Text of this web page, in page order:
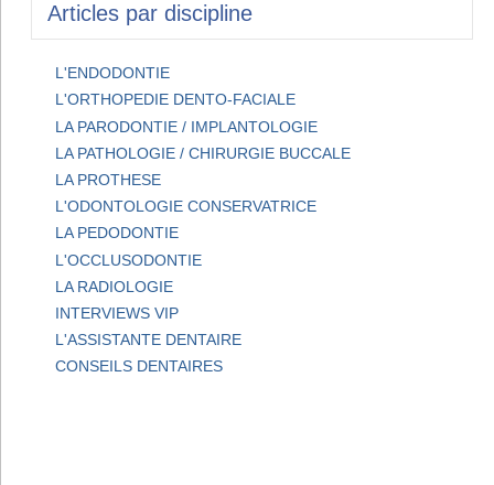
Articles par discipline
L'ENDODONTIE
L'ORTHOPEDIE DENTO-FACIALE
LA PARODONTIE / IMPLANTOLOGIE
LA PATHOLOGIE / CHIRURGIE BUCCALE
LA PROTHESE
L'ODONTOLOGIE CONSERVATRICE
LA PEDODONTIE
L'OCCLUSODONTIE
LA RADIOLOGIE
INTERVIEWS VIP
L'ASSISTANTE DENTAIRE
CONSEILS DENTAIRES